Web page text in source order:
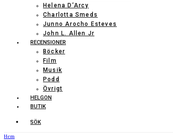
Helena D’Arcy
Charlotta Smeds
Junno Arocho Esteves
John L. Allen Jr
RECENSIONER
Böcker
Film
Musik
Podd
Övrigt
HELGON
BUTIK
SÖK
Hem